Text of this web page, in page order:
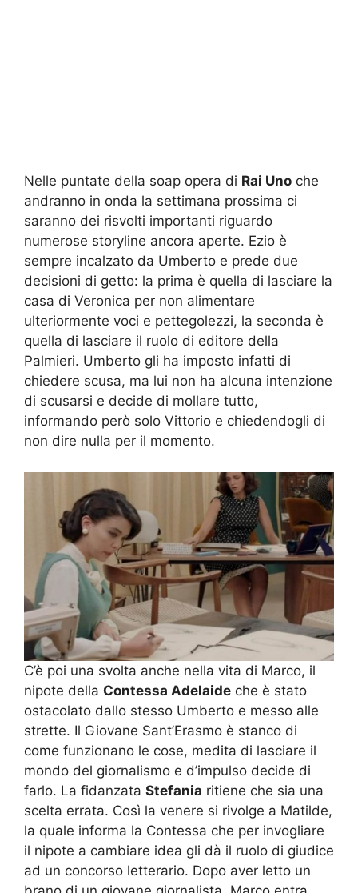
Nelle puntate della soap opera di Rai Uno che
andranno in onda la settimana prossima ci
saranno dei risvolti importanti riguardo
numerose storyline ancora aperte. Ezio è
sempre incalzato da Umberto e prede due
decisioni di getto: la prima è quella di lasciare la
casa di Veronica per non alimentare
ulteriormente voci e pettegolezzi, la seconda è
quella di lasciare il ruolo di editore della
Palmieri. Umberto gli ha imposto infatti di
chiedere scusa, ma lui non ha alcuna intenzione
di scusarsi e decide di mollare tutto,
informando però solo Vittorio e chiedendogli di
non dire nulla per il momento.
C’è poi una svolta anche nella vita di Marco, il
nipote della Contessa Adelaide che è stato
ostacolato dallo stesso Umberto e messo alle
strette. Il Giovane Sant’Erasmo è stanco di
come funzionano le cose, medita di lasciare il
mondo del giornalismo e d’impulso decide di
farlo. La fidanzata Stefania ritiene che sia una
scelta errata. Così la venere si rivolge a Matilde,
la quale informa la Contessa che per invogliare
il nipote a cambiare idea gli dà il ruolo di giudice
ad un concorso letterario. Dopo aver letto un